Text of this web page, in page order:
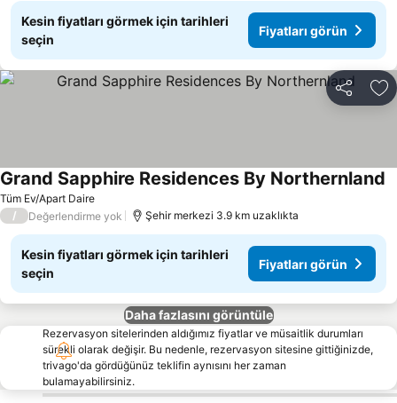
Kesin fiyatları görmek için tarihleri
seçin
Fiyatları görün
Paylaş
Tüm Ev/Apart Daire
Grand Sapphire Residences By Northernland
/ Değerlendirme yok Şehir merkezi 3.9 km uzaklıkta
Kesin fiyatları görmek için tarihleri
seçin
Fiyatları görün
Daha fazlasını görüntüle
Rezervasyon sitelerinden aldığımız fiyatlar ve müsaitlik durumları
sürekli olarak değişir. Bu nedenle, rezervasyon sitesine gittiğinizde,
trivago'da gördüğünüz teklifin aynısını her zaman
bulamayabilirsiniz.